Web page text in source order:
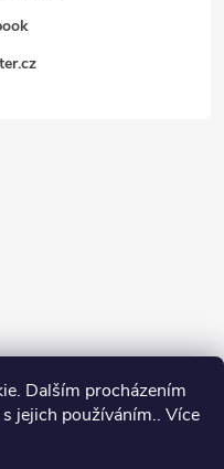
Dalším procházením
jejich používáním.. Více